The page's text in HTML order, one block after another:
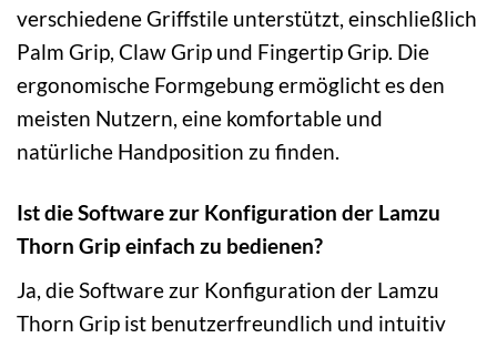
verschiedene Griffstile unterstützt, einschließlich
Palm Grip, Claw Grip und Fingertip Grip. Die
ergonomische Formgebung ermöglicht es den
meisten Nutzern, eine komfortable und
natürliche Handposition zu finden.
Ist die Software zur Konfiguration der Lamzu
Thorn Grip einfach zu bedienen?
Ja, die Software zur Konfiguration der Lamzu
Thorn Grip ist benutzerfreundlich und intuitiv